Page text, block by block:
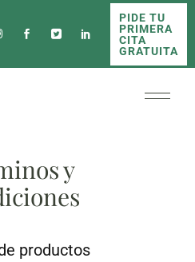
PIDE TU
PRIMERA
CITA
GRATUITA
y
productos